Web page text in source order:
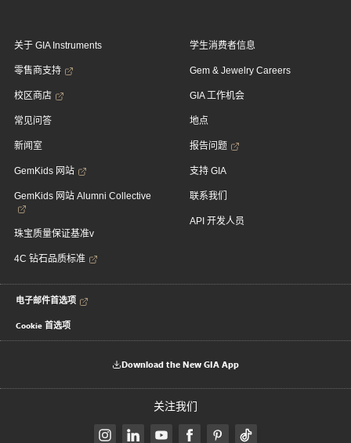
关于 GIA Instruments
零售商支持
校区商店
常见问答
新闻室
GemKids 网站
GemKids 网站 Alumni Collective
珠宝质量保证基准v
4C 钻石品质标准
学生消费者信息
Gem & Jewelry Careers
GIA 工作机会
地点
报告问题
支持 GIA
联系我们
API 开发人员
电子邮件首选项
Cookie 首选项
Download the New GIA App
关注我们